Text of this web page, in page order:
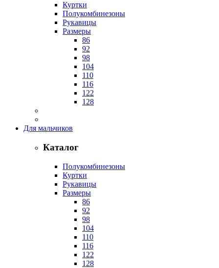
Куртки
Полукомбинезоны
Рукавицы
Размеры
86
92
98
104
110
116
122
128
Для мальчиков
Каталог
Полукомбинезоны
Куртки
Рукавицы
Размеры
86
92
98
104
110
116
122
128